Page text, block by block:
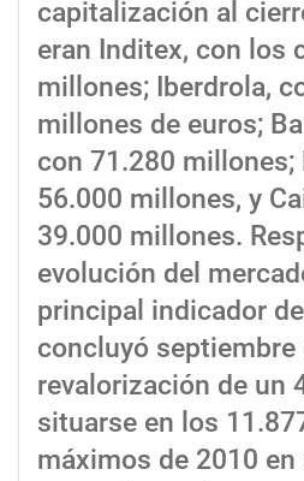
capitalización al
eran Inditex, con los
millones; Iberdrola,
millones de euros;
con 71.280 millones;
56.000 millones, y
39.000 millones.
evolución del
principal indicador
concluyó
revalorización de un
situarse en los
máximos de 2010